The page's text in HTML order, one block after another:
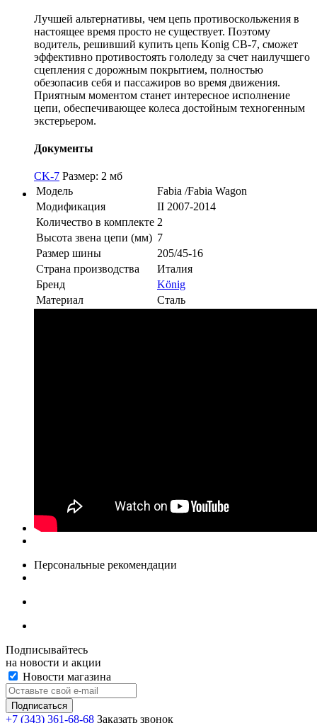
Лучшей альтернативы, чем цепь противоскольжения в
настоящее время просто не существует. Поэтому
водитель, решивший купить цепь Konig CB-7, сможет
эффективно противостоять гололеду за счет наилучшего
сцепления с дорожным покрытием, полностью
обезопасив себя и пассажиров во время движения.
Приятным моментом станет интересное исполнение
цепи, обеспечивающее колеса достойным техногенным
экстерьером.
Документы
CK-7 Размер: 2 мб
Модель
Fabia /Fabia Wagon
Модификация
II 2007-2014
Количество в комплекте 2
Высота звена цепи (мм) 7
Размер шины
205/45-16
Страна производства
Италия
Бренд
König
Материал
Сталь
Персональные рекомендации
Подписывайтесь
на новости и акции
Новости магазина
+7 (343) 361-68-68 Заказать звонок